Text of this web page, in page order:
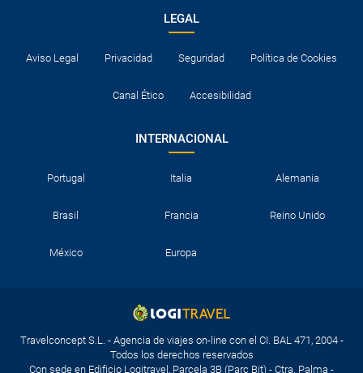
LEGAL
Aviso Legal Privacidad Seguridad Política de Cookies
Canal Ético Accesibilidad
INTERNACIONAL
Portugal Italia Alemania
Brasil Francia Reino Unido
México Europa
Travelconcept S.L. - Agencia de viajes on-line con el CI. BAL 471, 2004 -
Todos los derechos reservados
Con sede en Edificio Logitravel, Parcela 3B (Parc Bit) - Ctra. Palma -